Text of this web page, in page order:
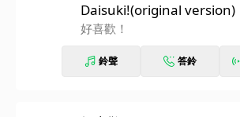
Daisuki!(original version)
好喜歡！
鈴聲 答鈴